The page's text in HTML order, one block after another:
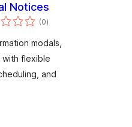
Notices
(0કુલ
રેટિંગ્સ
)
modals,
with flexible
and